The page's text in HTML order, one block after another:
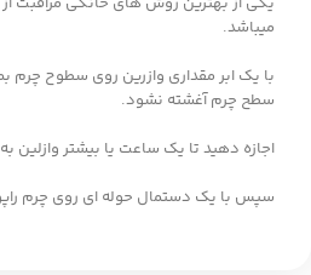
میباشد.
با یک ابر مقداری وازرین روی سطوح چرم
سطح چرم آغشته نشود.
اجازه دهید تا یک ساعت یا بیشتر وازلین
سپس با یک دستمال حوله ای روی چرم